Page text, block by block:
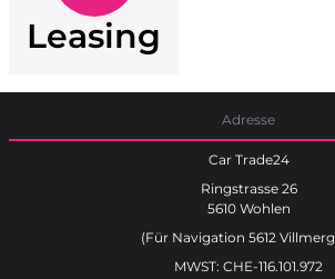
Leasing
Adresse
Car Trade24
Ringstrasse 26
5610 Wohlen
(Für Navigation 5612
MWST: CHE-116.101.972